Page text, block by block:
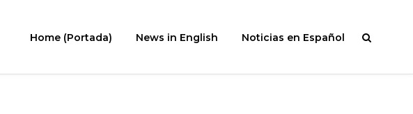
Home (Portada) News in English Noticias en Español